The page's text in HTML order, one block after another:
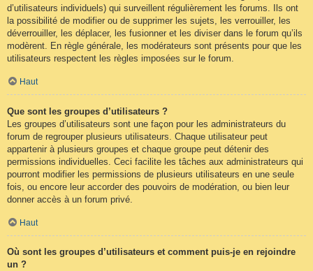
d’utilisateurs individuels) qui surveillent régulièrement les forums. Ils ont
la possibilité de modifier ou de supprimer les sujets, les verrouiller, les
déverrouiller, les déplacer, les fusionner et les diviser dans le forum qu’ils
modèrent. En règle générale, les modérateurs sont présents pour que les
utilisateurs respectent les règles imposées sur le forum.
Haut
Que sont les groupes d’utilisateurs ?
Les groupes d’utilisateurs sont une façon pour les administrateurs du
forum de regrouper plusieurs utilisateurs. Chaque utilisateur peut
appartenir à plusieurs groupes et chaque groupe peut détenir des
permissions individuelles. Ceci facilite les tâches aux administrateurs qui
pourront modifier les permissions de plusieurs utilisateurs en une seule
fois, ou encore leur accorder des pouvoirs de modération, ou bien leur
donner accès à un forum privé.
Haut
Où sont les groupes d’utilisateurs et comment puis-je en rejoindre
un ?